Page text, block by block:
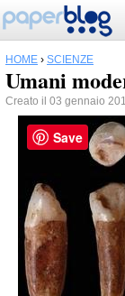
HOME › SCIENZE
Umani
Creato il 03 gennaio
Save